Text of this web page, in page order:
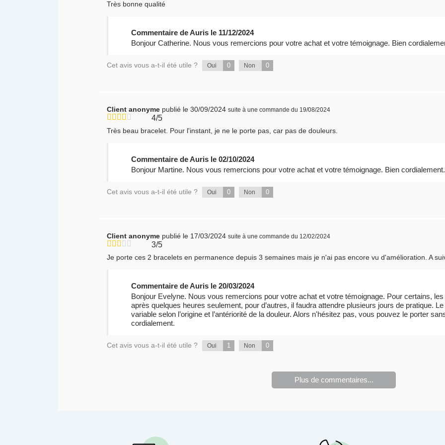
Très bonne qualité
Commentaire de Auris le 11/12/2024
Bonjour Catherine. Nous vous remercions pour votre achat et votre témoignage. Bien
Cet avis vous a-t-il été utile ? Oui 0 Non 0
Client anonyme publié le 30/09/2024 suite à une commande du 19/08/2024
4/5
Très beau bracelet. Pour l'instant, je ne le porte pas, car pas de douleurs.
Commentaire de Auris le 02/10/2024
Bonjour Martine. Nous vous remercions pour votre achat et votre témoignage. Bien cordialement.
Cet avis vous a-t-il été utile ? Oui 0 Non 0
Client anonyme publié le 17/03/2024 suite à une commande du 12/02/2024
3/5
Je porte ces 2 bracelets en permanence depuis 3 semaines mais je n'ai pas encore vu d'amélioration. A
Commentaire de Auris le 20/03/2024
Bonjour Evelyne. Nous vous remercions pour votre achat et votre témoignage. Pour certains,
après quelques heures seulement, pour d’autres, il faudra attendre plusieurs jours de pratique.
variable selon l’origine et l’antériorité de la douleur. Alors n'hésitez pas, vous pouvez le porter
cordialement.
Cet avis vous a-t-il été utile ? Oui 1 Non 0
Plus de commentaires...